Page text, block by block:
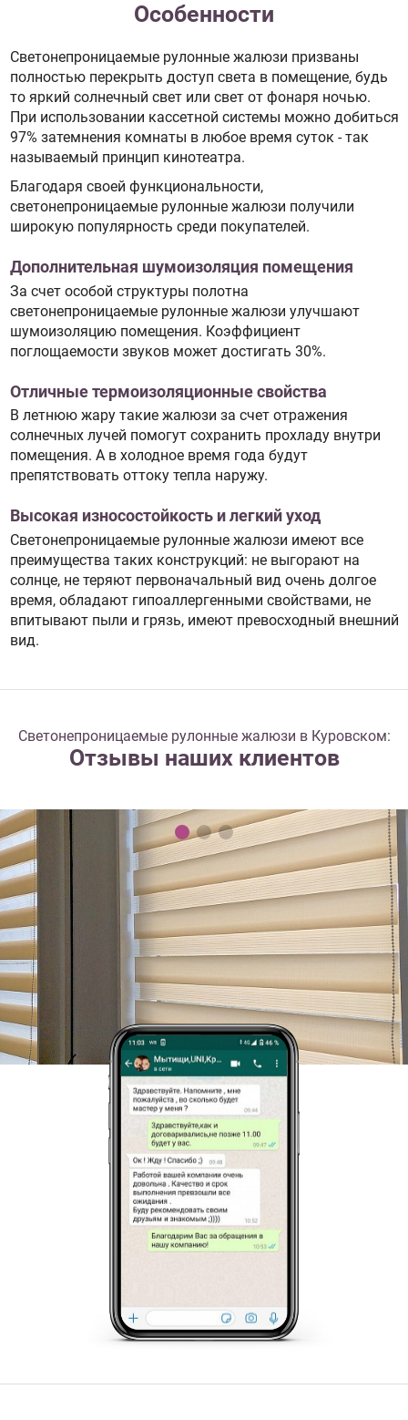
Особенности
Светонепроницаемые рулонные жалюзи призваны
полностью перекрыть доступ света в помещение, будь
то яркий солнечный свет или свет от фонаря ночью.
При использовании кассетной системы можно добиться
97% затемнения комнаты в любое время суток - так
называемый принцип кинотеатра.
Благодаря своей функциональности,
светонепроницаемые рулонные жалюзи получили
широкую популярность среди покупателей.
Дополнительная шумоизоляция помещения
За счет особой структуры полотна
светонепроницаемые рулонные жалюзи улучшают
шумоизоляцию помещения. Коэффициент
поглощаемости звуков может достигать 30%.
Отличные термоизоляционные свойства
В летнюю жару такие жалюзи за счет отражения
солнечных лучей помогут сохранить прохладу внутри
помещения. А в холодное время года будут
препятствовать оттоку тепла наружу.
Высокая износостойкость и легкий уход
Светонепроницаемые рулонные жалюзи имеют все
преимущества таких конструкций: не выгорают на
солнце, не теряют первоначальный вид очень долгое
время, обладают гипоаллергенными свойствами, не
впитывают пыли и грязь, имеют превосходный внешний
вид.
Светонепроницаемые рулонные жалюзи в Куровском:
Отзывы наших клиентов